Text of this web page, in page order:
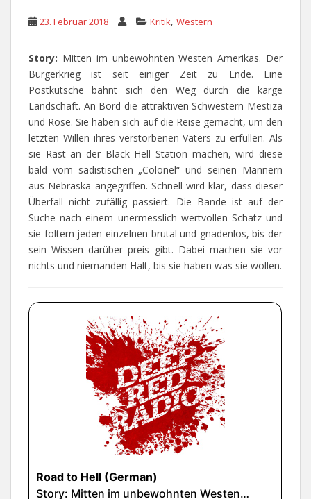
23. Februar 2018 Kritik, Western
Story: Mitten im unbewohnten Westen Amerikas. Der
Bürgerkrieg ist seit einiger Zeit zu Ende. Eine
Postkutsche bahnt sich den Weg durch die karge
Landschaft. An Bord die attraktiven Schwestern Mestiza
und Rose. Sie haben sich auf die Reise gemacht, um den
letzten Willen ihres verstorbenen Vaters zu erfüllen. Als
sie Rast an der Black Hell Station machen, wird diese
bald vom sadistischen „Colonel“ und seinen Männern
aus Nebraska angegriffen. Schnell wird klar, dass dieser
Überfall nicht zufällig passiert. Die Bande ist auf der
Suche nach einem unermesslich wertvollen Schatz und
sie foltern jeden einzelnen brutal und gnadenlos, bis der
sein Wissen darüber preis gibt. Dabei machen sie vor
nichts und niemanden Halt, bis sie haben was sie wollen.